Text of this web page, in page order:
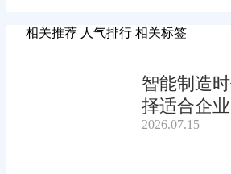
相关推荐 人气排行 相关标签
智能制造
择适合企
2026.07.15